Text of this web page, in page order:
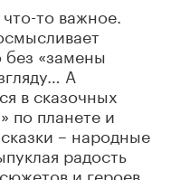
то важное.
без «замены
А
в сказочных
по планете и
– народные
радость
и героев